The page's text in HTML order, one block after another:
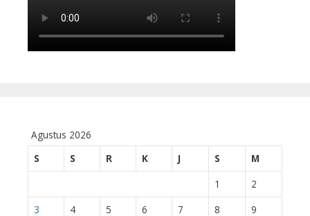
Agustus 2026
S
S R K J S
M
1
2
3
4 5 6 7 8
9